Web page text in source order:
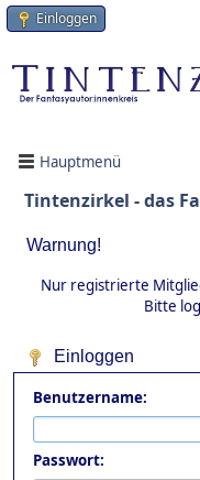
Einloggen
Hauptmenü
Tintenzirkel - das
Warnung!
Nur registrierte
Bitte
Einloggen
Benutzername:
Passwort: